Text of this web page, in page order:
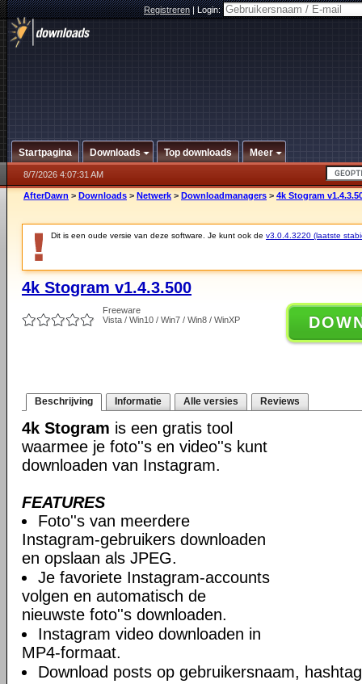
Registreren|Login:
Startpagina Downloads Top downloads Meer
8/7/2026 4:07:31 AM
AfterDawn > Downloads > Netwerk > Downloadmanagers > 4k Stogram
Dit is een oude versie van deze software. Je kunt ook de v3.0.4.3220 (laatste
4k Stogram v1.4.3.500
Freeware
Vista / Win10 / Win7 / Win8 / WinXP
Beschrijving Informatie Alle versies Reviews
4k Stogram is een gratis tool
waarmee je foto''s en video''s kunt
downloaden van Instagram.
FEATURES
Foto''s van meerdere
Instagram-gebruikers downloaden
en opslaan als JPEG.
Je favoriete Instagram-accounts
volgen en automatisch de
nieuwste foto''s downloaden.
Instagram video downloaden in
MP4-formaat.
Download posts op gebruikersnaam,